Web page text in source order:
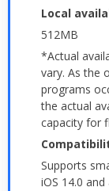
Local
512MB
*Actual
vary. As the
programs
the actual
capacity for
Supports
iOS 14.0 and